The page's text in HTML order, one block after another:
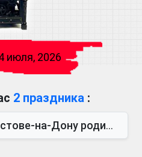
июля, 2026
2 праздника :
Глушков. Под руководством Виктора Михайло...